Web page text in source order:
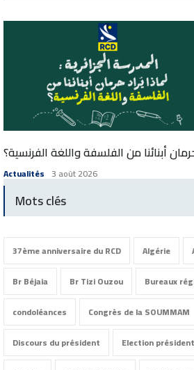
أبنائنا من الفلسفة واللغة الفرنسية؟
Actualités 3 août 2026
Mots clés
37ème anniversaire du RCD Algérie
Br Béjaia
Br Tizi Ouzou Bureaux
condoléances
Congrès de la SOUMMAM
Discours du président
Election